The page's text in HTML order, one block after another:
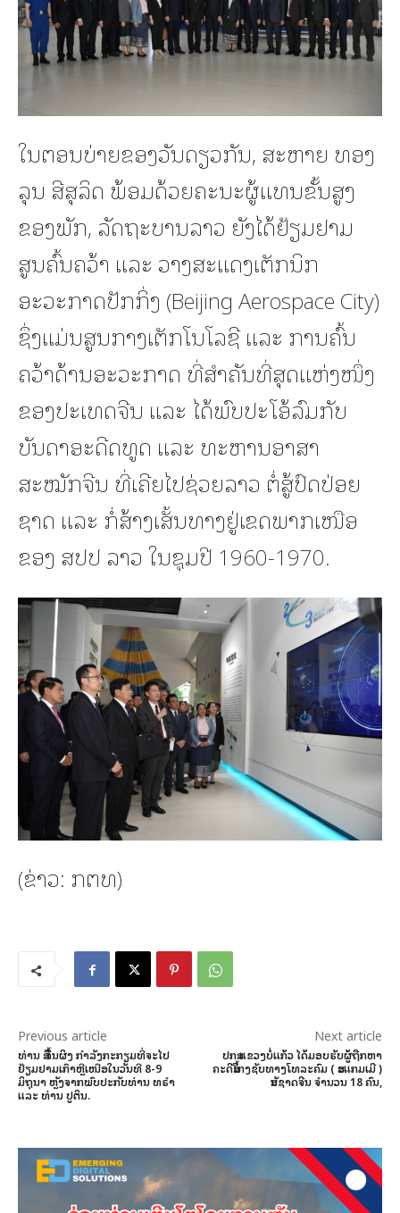
ໃນຕອນບ່າຍຂອງວັນດຽວກັນ, ສະຫາຍ ທອງ
ລຸນ ສີສຸລິດ ພ້ອມດ້ວຍຄະນະຜູ້ແທນຂັ້ນສູງ
ຂອງພັກ, ລັດຖະບານລາວ ຍັງໄດ້ຢ້ຽມຢາມ
ສູນຄົ້ນຄວ້າ ແລະ ວາງສະແດງເຕັກນິກ
ອະວະກາດປັກກິ່ງ (Beijing Aerospace City)
ຊຶ່ງແມ່ນສູນກາງເຕັກໂນໂລຊີ ແລະ ການຄົ້ນ
ຄວ້າດ້ານອະວະກາດ ທີ່ສໍາຄັນທີ່ສຸດແຫ່ງໜຶ່ງ
ຂອງປະເທດຈີນ ແລະ ໄດ້ພົບປະໂອ້ລົມກັບ
ບັນດາອະດີດທູດ ແລະ ທະຫານອາສາ
ສະໝັກຈີນ ທີ່ເຄີຍໄປຊ່ວຍລາວ ຕໍ່ສູ້ປົດປ່ອຍ
ຊາດ ແລະ ກໍ່ສ້າງເສັ້ນທາງຢູ່ເຂດພາກເໜືອ
ຂອງ ສປປ ລາວ ໃນຊຸມປີ 1960-1970.
(ຂ່າວ: ກຕທ)
Previous article
ທ່ານ ສີ ຈິ້ນຜິງ ກຳລັງກະກຽມທີ່ຈະໄປ
ຢ້ຽມຢາມເກົາຫຼີເໜືອໃນວັນທີ 8-9
ມິຖຸນາ ຫຼັງຈາກພົບປະກັບທ່ານ ທຣຳ
ແລະ ທ່ານ ປູຕິນ.
Next article
ປກສ ແຂວງບໍ່ແກ້ວ ໄດ້ມອບຮັບຜູ້ຖືກຫາ
ຄະດີສໍ້ໂກງຊັບທາງໂທລະຄົມ ( ສະແກມເມີ )
ສັນຊາດຈີນ ຈໍານວນ 18 ຄົນ,